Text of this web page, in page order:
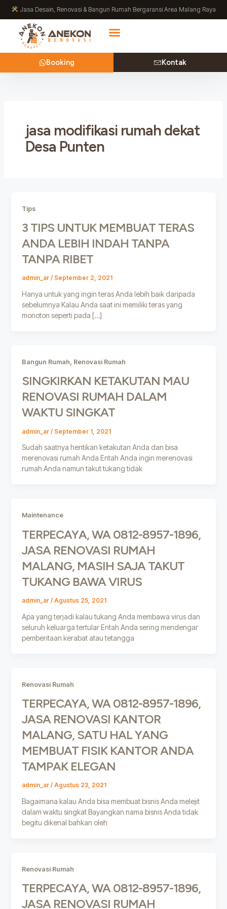
Lewati
Jasa Desain, Renovasi & Bangun Rumah Bergaransi Area Malang Raya
Booking Kontak
jasa modifikasi rumah dekat
Desa Punten
Tips
3 TIPS UNTUK MEMBUAT TERAS
ANDA LEBIH INDAH TANPA
TANPA RIBET
admin_ar / September 2, 2021
Hanya untuk yang ingin teras Anda lebih baik daripada
sebelumnya Kalau Anda saat ini memiliki teras yang
monoton seperti pada […]
Bangun Rumah Renovasi Rumah
SINGKIRKAN KETAKUTAN MAU
RENOVASI RUMAH DALAM
WAKTU SINGKAT
admin_ar / September 1, 2021
Sudah saatnya hentikan ketakutan Anda dan bisa
merenovasi rumah Anda Entah Anda ingin merenovasi
rumah Anda namun takut tukang tidak
Maintenance
TERPECAYA, WA 0812-8957-1896,
JASA RENOVASI RUMAH
MALANG, MASIH SAJA TAKUT
TUKANG BAWA VIRUS
admin_ar / Agustus 25, 2021
Apa yang terjadi kalau tukang Anda membawa virus dan
seluruh keluarga tertular Entah Anda sering mendengar
pemberitaan kerabat atau tetangga
Renovasi Rumah
TERPECAYA, WA 0812-8957-1896,
JASA RENOVASI KANTOR
MALANG, SATU HAL YANG
MEMBUAT FISIK KANTOR ANDA
TAMPAK ELEGAN
admin_ar / Agustus 23, 2021
Bagaimana kalau Anda bisa membuat bisnis Anda melejit
dalam waktu singkat Bayangkan nama bisnis Anda tidak
begitu dikenal bahkan oleh
Renovasi Rumah
TERPECAYA, WA 0812-8957-1896,
JASA RENOVASI RUMAH